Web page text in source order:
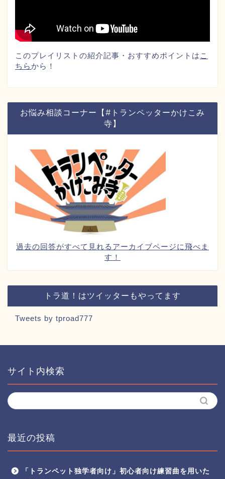
このプレイリストの紹介記事・おすすめポイントは こ
ちらから！
お悩み相談コーナー【#トランペッターかけこみ
寺】
過去の回答がすべて見れるアーカイブページに飛べま
す！
トラ道！はツイッターもやってます
Tweets by tproad777
サイト内検索
最近の投稿
「トランペット独学者向け」初心者向け練習曲を用いた